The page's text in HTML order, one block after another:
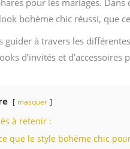
pour les mariages.
bohème chic réussi, que
guider à travers les
d’invités et
masquer
à retenir :
que le style bohème chic